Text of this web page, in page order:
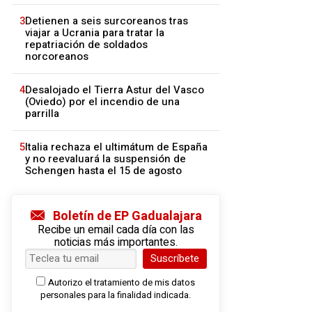
3Detienen a seis surcoreanos tras
viajar a Ucrania para tratar la
repatriación de soldados
norcoreanos
4Desalojado el Tierra Astur del Vasco
(Oviedo) por el incendio de una
parrilla
5Italia rechaza el ultimátum de España
y no reevaluará la suspensión de
Schengen hasta el 15 de agosto
Boletín de EP Gadualajara
Recibe un email cada día con las
noticias más importantes.
Suscríbete
Autorizo el tratamiento de mis datos
personales para la finalidad indicada.